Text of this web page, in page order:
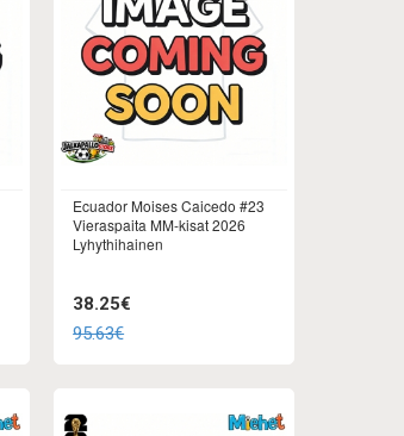
Ecuador Moises Caicedo #23
Vieraspaita MM-kisat 2026
Lyhythihainen
38.25€
95.63€